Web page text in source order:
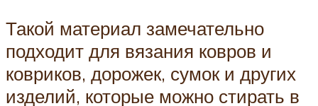
Такой материал замечательно
подходит для вязания ковров и
ковриков, дорожек, сумок и других
изделий, которые можно стирать в